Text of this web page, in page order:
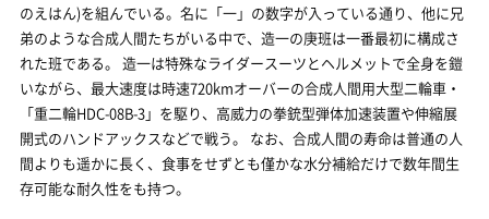
のえはん)を組んでいる。名に「一」の数字が入っている通り、他に兄
弟のような合成人間たちがいる中で、造一の庚班は一番最初に構成さ
れた班である。 造一は特殊なライダースーツとヘルメットで全身を鎧
いながら、最大速度は時速720kmオーバーの合成人間用大型二輪車・
「重二輪HDC-08B-3」を駆り、高威力の拳銃型弾体加速装置や伸縮展
開式のハンドアックスなどで戦う。 なお、合成人間の寿命は普通の人
間よりも遥かに長く、食事をせずとも僅かな水分補給だけで数年間生
存可能な耐久性をも持つ。